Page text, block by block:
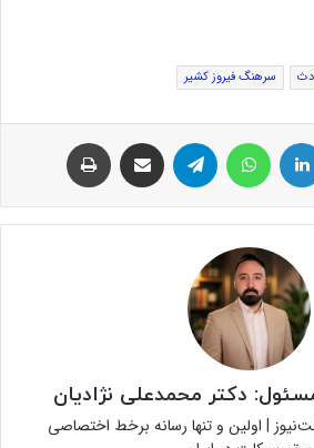
سرهنگ فیروز کشیر
لینکدین تلگرام اشتراک گذاری از طریق ایمیل
دکتر محمدعلی نژادیان
| اولین و تنها رسانه برخط اختصاصی